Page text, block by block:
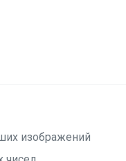
изображений